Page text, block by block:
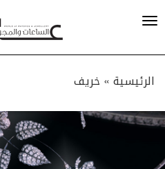
الرئيسية » خريف